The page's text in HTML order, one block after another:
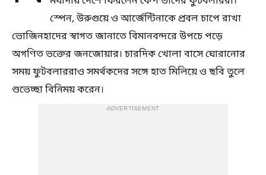
স্পেন, উরুগুয়ে ও আর্জেন্টিনাকে প্রবল চাপে রাখা
ভোজিনহাদের স্বাগত জানাতে বিমানবন্দরে উপচে পড়ে
অগণিত ভক্তের জনজোয়ার। চারদিক খোলা বাসে ঘোরানোর
সময় ফুটবলাররাও সমর্থকদের সঙ্গে হাত মিলিয়ে ও ছবি তুলে
শুভেচ্ছা বিনিময় করেন।
ADVERTISEMENT